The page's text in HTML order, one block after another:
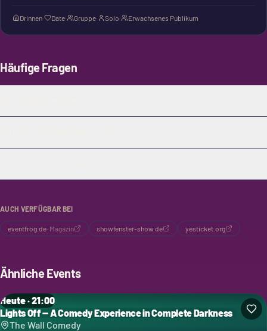
alleine, mit Freunden oder zum Date hingehen.
Drinnen· Date· Gruppe· Solo· Erwachsenes Publikum
Häufige Fragen
AUCH VERFÜGBAR BEI
eventfrog.de· Magazin showfenster-show.de yesticket.org
Ähnliche Events
Heute · 21:00
Lights Off — A Comedy Experience in Complete Darkness
The Wall Comedy
Kategorie: Comedy